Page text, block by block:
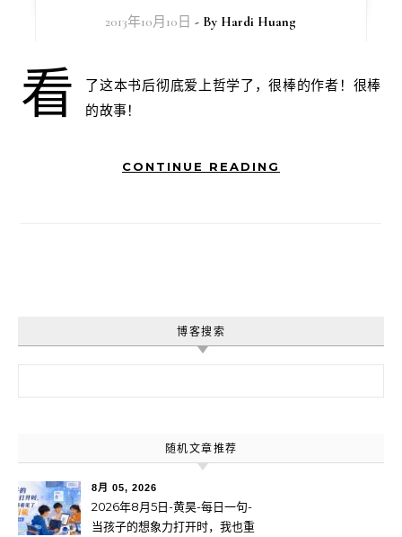
2013年10月10日 - By Hardi Huang
看
了这本书后彻底爱上哲学了，很棒的作者！很棒
的故事！
CONTINUE READING
博客搜索
随机文章推荐
8月 05, 2026
2026年8月5日-黄昊-每日一句-
当孩子的想象力打开时，我也重